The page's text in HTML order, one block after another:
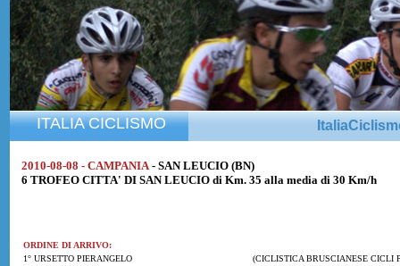
ITALIA CICLISMO
2010-08-08 - CAMPANIA - SAN LEUCIO (BN)
6 TROFEO CITTA' DI SAN LEUCIO di Km. 35 alla media di 30 Km/h
ORDINE DI ARRIVO:
1° URSETTO PIERANGELO
(CICLISTICA BRUSCIANESE CICLI